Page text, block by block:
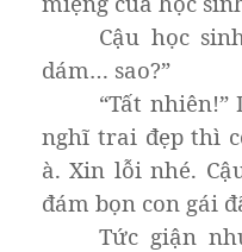
Cậu học
dám… sao?”
“Tất
nghĩ trai đẹp thì
à. Xin lỗi nhé.
đám bọn con gái
Tức giận